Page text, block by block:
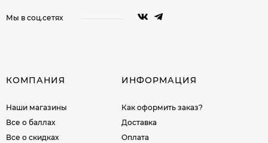
Мы в соц.сетях
КОМПАНИЯ
Наши магазины
Все о баллах
Все о скидках
ИНФОРМАЦИЯ
Как оформить заказ?
Доставка
Оплата